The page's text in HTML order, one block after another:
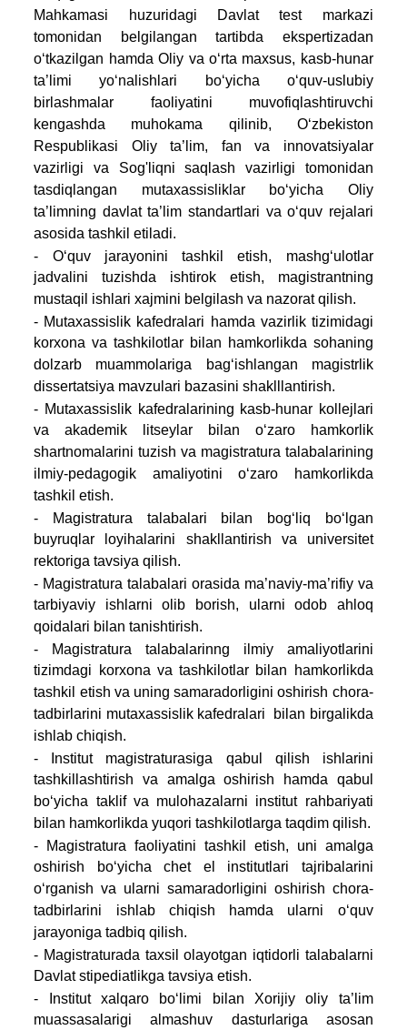
Mahkamasi huzuridagi Davlat test markazi
tomonidan belgilangan tartibda ekspertizadan
o‘tkazilgan hamda Oliy va o‘rta maxsus, kasb-hunar
ta’limi yo‘nalishlari bo‘yicha o‘quv-uslubiy
birlashmalar faoliyatini muvofiqlashtiruvchi
kengashda muhokama qilinib, O‘zbekiston
Respublikasi Oliy ta’lim, fan va innovatsiyalar
vazirligi va Sog'liqni saqlash vazirligi tomonidan
tasdiqlangan mutaxassisliklar bo‘yicha Oliy
ta’limning davlat ta’lim standartlari va o‘quv rejalari
asosida tashkil etiladi.
- O‘quv jarayonini tashkil etish, mashg‘ulotlar
jadvalini tuzishda ishtirok etish, magistrantning
mustaqil ishlari xajmini belgilash va nazorat qilish.
- Mutaxassislik kafedralari hamda vazirlik tizimidagi
korxona va tashkilotlar bilan hamkorlikda sohaning
dolzarb muammolariga bag‘ishlangan magistrlik
dissertatsiya mavzulari bazasini shaklllantirish.
- Mutaxassislik kafedralarining kasb-hunar kollejlari
va akademik litseylar bilan o‘zaro hamkorlik
shartnomalarini tuzish va magistratura talabalarining
ilmiy-pedagogik amaliyotini o‘zaro hamkorlikda
tashkil etish.
- Magistratura talabalari bilan bog‘liq bo‘lgan
buyruqlar loyihalarini shakllantirish va universitet
rektoriga tavsiya qilish.
- Magistratura talabalari orasida ma’naviy-ma’rifiy va
tarbiyaviy ishlarni olib borish, ularni odob ahloq
qoidalari bilan tanishtirish.
- Magistratura talabalarinng ilmiy amaliyotlarini
tizimdagi korxona va tashkilotlar bilan hamkorlikda
tashkil etish va uning samaradorligini oshirish chora-
tadbirlarini mutaxassislik kafеdralari bilan birgalikda
ishlab chiqish.
- Institut magistraturasiga qabul qilish ishlarini
tashkillashtirish va amalga oshirish hamda qabul
bo‘yicha taklif va mulohazalarni institut rahbariyati
bilan hamkorlikda yuqori tashkilotlarga taqdim qilish.
- Magistratura faoliyatini tashkil etish, uni amalga
oshirish bo‘yicha chet el institutlari tajribalarini
o‘rganish va ularni samaradorligini oshirish chora-
tadbirlarini ishlab chiqish hamda ularni o‘quv
jarayoniga tadbiq qilish.
- Magistraturada taxsil olayotgan iqtidorli talabalarni
Davlat stipеdiatlikga tavsiya etish.
- Institut xalqaro bo‘limi bilan Xorijiy oliy ta’lim
muassasalarigi almashuv dasturlariga asosan